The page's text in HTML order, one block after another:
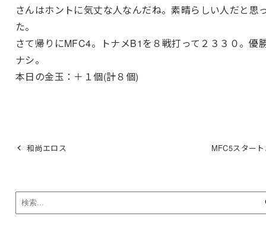
さんはホントに気丈な人なんだね。素晴らしい人だと思
た。
さて帰りにMFC4。トナメB1を８戦打って２３３０。優
ナシ。
本日の金玉：＋１個(計８個)
和尚エロス MFC5スター